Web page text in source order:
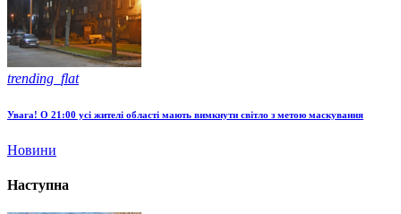
trending_flat
Увага! О 21:00 усі жителі області мають вимкнути світло з метою маскування
Новини
Наступна